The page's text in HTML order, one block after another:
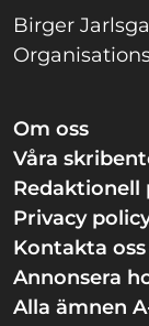
Birger
Om oss
Våra
Redaktionell
Privacy
Kontakta oss
Annonsera
Alla ämnen